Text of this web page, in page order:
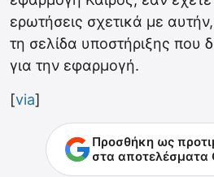
ερωτήσεις σχετικά με
τη σελίδα υποστήριξης που
για την εφαρμογή.
[via]
Προσθήκη ως
στα αποτελέσματα